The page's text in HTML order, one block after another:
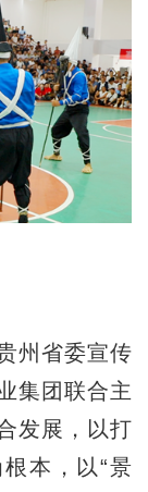
州省委宣传
集团联合主
发展，以打
本，以“景